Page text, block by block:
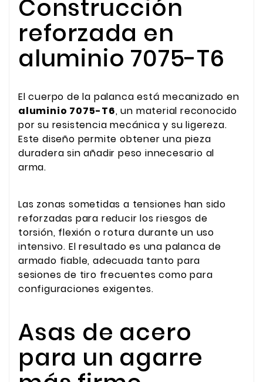
Construcción
reforzada en
aluminio 7075-T6
El cuerpo de la palanca está mecanizado en
aluminio 7075-T6, un material reconocido
por su resistencia mecánica y su ligereza.
Este diseño permite obtener una pieza
duradera sin añadir peso innecesario al
arma.
Las zonas sometidas a tensiones han sido
reforzadas para reducir los riesgos de
torsión, flexión o rotura durante un uso
intensivo. El resultado es una palanca de
armado fiable, adecuada tanto para
sesiones de tiro frecuentes como para
configuraciones exigentes.
Asas de acero
para un agarre